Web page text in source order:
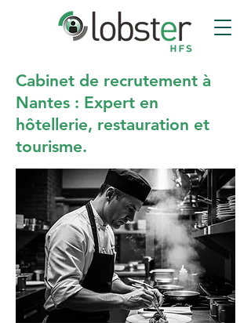
Cabinet de recrutement à
Nantes : Expert en
hôtellerie, restauration et
tourisme.